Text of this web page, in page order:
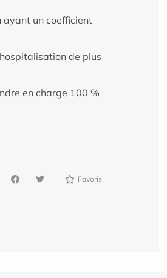
un coefficient
de plus
en charge 100 %
Favoris